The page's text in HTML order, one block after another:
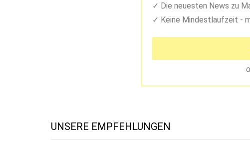
Die neuesten News zu
Keine Mindestlaufzeit -
UNSERE EMPFEHLUNGEN